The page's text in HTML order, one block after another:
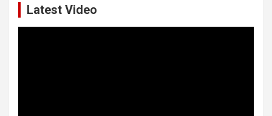
Latest Video